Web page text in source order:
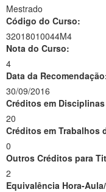
Mestrado
Código do Curso:
32018010044M4
Nota do Curso:
4
Data da
30/09/2016
Créditos em
20
Créditos em Trabalhos
0
Outros Créditos para
2
Equivalência Hora-